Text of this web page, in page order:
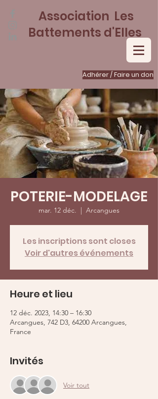
Adhérer / Faire un don
Association Les
Battements d'Elles
POTERIE-MODELAGE
mar. 12 déc.
  |
Arcangues
Les inscriptions sont closes
Voir d'autres événements
Heure et lieu
12 déc. 2023, 14:30 – 16:30
Arcangues, 742 D3, 64200 Arcangues,
France
Invités
Voir tout